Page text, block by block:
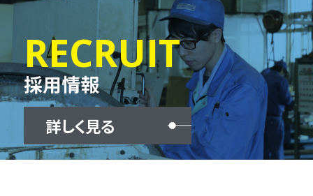
RECRUIT
採用情報
詳しく見る